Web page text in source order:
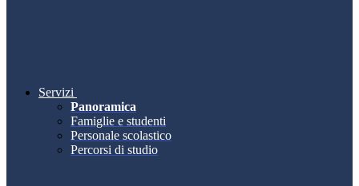
Servizi
Panoramica
Famiglie e studenti
Personale scolastico
Percorsi di studio